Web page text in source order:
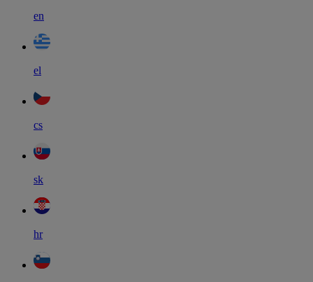
en
el
cs
sk
hr